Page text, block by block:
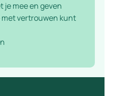
je mee en geven
met vertrouwen kunt